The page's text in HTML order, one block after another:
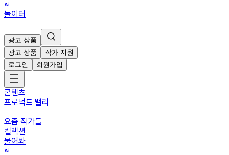
놀이터
광고 상품
광고 상품
작가 지원
로그인
회원가입
콘텐츠
프로덕트 밸리
요즘 작가들
컬렉션
물어봐